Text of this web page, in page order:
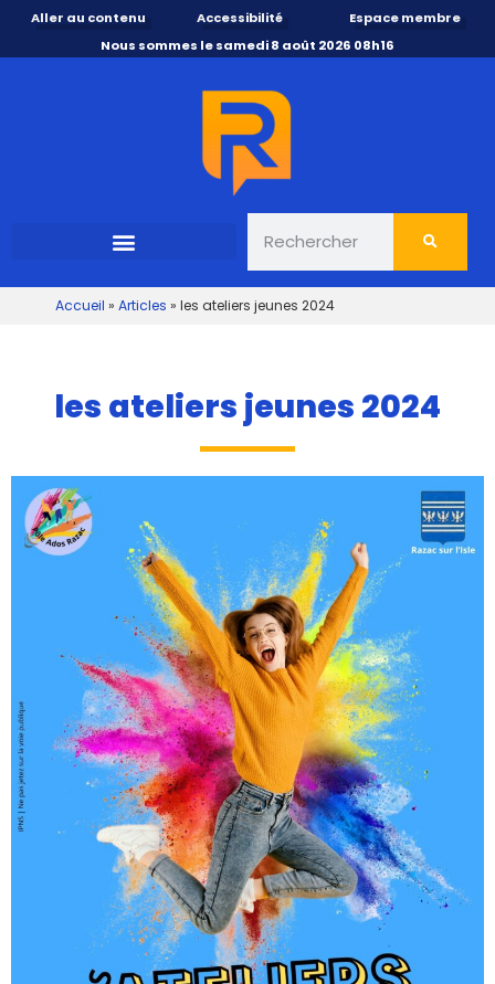
Aller au contenu Accessibilité
Espace membre
Nous sommes le samedi 8 août 2026 08h16
Accueil » Articles » les ateliers jeunes 2024
les ateliers jeunes 2024